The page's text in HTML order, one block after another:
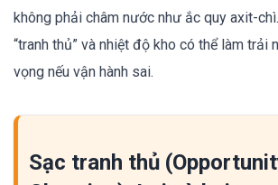
không phải châm nước như ắc quy axit-
“tranh thủ” và nhiệt độ kho có thể làm trải
vọng nếu vận hành sai.
Sạc tranh thủ